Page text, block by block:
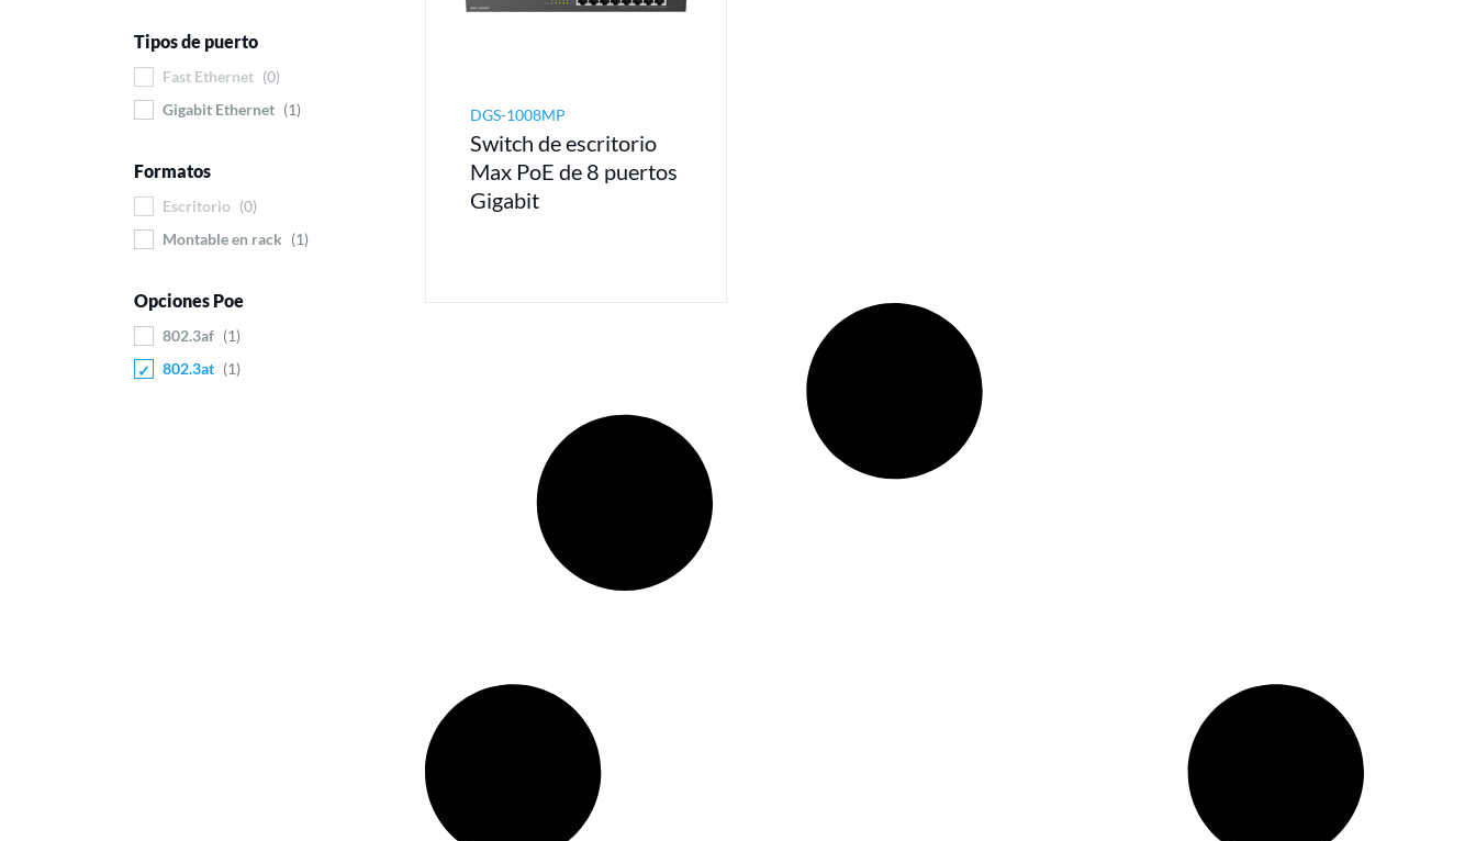
Tipos de puerto
Fast Ethernet
0
Gigabit Ethernet
1
Formatos
Escritorio
0
Montable en rack
1
Opciones Poe
802.3af
1
802.3at
1
DGS-1008MP
Switch de escritorio
Max PoE de 8 puertos
Gigabit